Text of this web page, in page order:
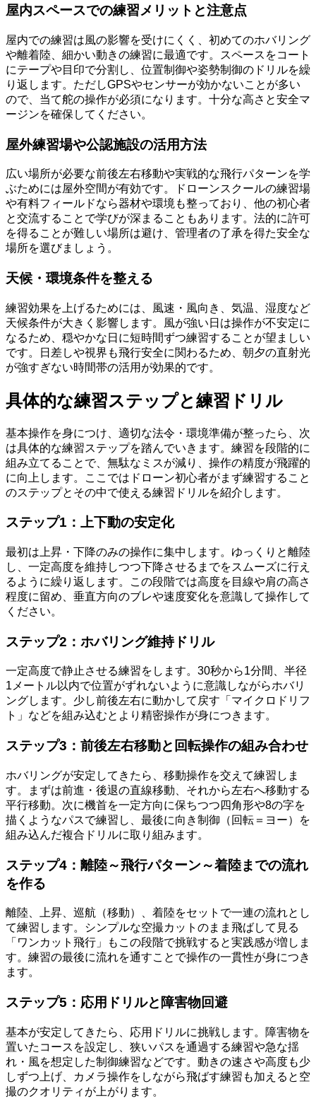
屋内スペースでの練習メリットと注意点
屋内での練習は風の影響を受けにくく、初めてのホバリング
や離着陸、細かい動きの練習に最適です。スペースをコート
にテープや目印で分割し、位置制御や姿勢制御のドリルを繰
り返します。ただしGPSやセンサーが効かないことが多い
ので、当て舵の操作が必須になります。十分な高さと安全マ
ージンを確保してください。
屋外練習場や公認施設の活用方法
広い場所が必要な前後左右移動や実戦的な飛行パターンを学
ぶためには屋外空間が有効です。ドローンスクールの練習場
や有料フィールドなら器材や環境も整っており、他の初心者
と交流することで学びが深まることもあります。法的に許可
を得ることが難しい場所は避け、管理者の了承を得た安全な
場所を選びましょう。
天候・環境条件を整える
練習効果を上げるためには、風速・風向き、気温、湿度など
天候条件が大きく影響します。風が強い日は操作が不安定に
なるため、穏やかな日に短時間ずつ練習することが望ましい
です。日差しや視界も飛行安全に関わるため、朝夕の直射光
が強すぎない時間帯の活用が効果的です。
具体的な練習ステップと練習ドリル
基本操作を身につけ、適切な法令・環境準備が整ったら、次
は具体的な練習ステップを踏んでいきます。練習を段階的に
組み立てることで、無駄なミスが減り、操作の精度が飛躍的
に向上します。ここではドローン初心者がまず練習すること
のステップとその中で使える練習ドリルを紹介します。
ステップ1：上下動の安定化
最初は上昇・下降のみの操作に集中します。ゆっくりと離陸
し、一定高度を維持しつつ下降させるまでをスムーズに行え
るように繰り返します。この段階では高度を目線や肩の高さ
程度に留め、垂直方向のブレや速度変化を意識して操作して
ください。
ステップ2：ホバリング維持ドリル
一定高度で静止させる練習をします。30秒から1分間、半径
1メートル以内で位置がずれないように意識しながらホバリ
ングします。少し前後左右に動かして戻す「マイクロドリフ
ト」などを組み込むとより精密操作が身につきます。
ステップ3：前後左右移動と回転操作の組み合わせ
ホバリングが安定してきたら、移動操作を交えて練習しま
す。まずは前進・後退の直線移動、それから左右へ移動する
平行移動。次に機首を一定方向に保ちつつ四角形や8の字を
描くようなパスで練習し、最後に向き制御（回転＝ヨー）を
組み込んだ複合ドリルに取り組みます。
ステップ4：離陸～飛行パターン～着陸までの流れ
を作る
離陸、上昇、巡航（移動）、着陸をセットで一連の流れとし
て練習します。シンプルな空撮カットのまま飛ばして見る
「ワンカット飛行」もこの段階で挑戦すると実践感が増しま
す。練習の最後に流れを通すことで操作の一貫性が身につき
ます。
ステップ5：応用ドリルと障害物回避
基本が安定してきたら、応用ドリルに挑戦します。障害物を
置いたコースを設定し、狭いパスを通過する練習や急な揺
れ・風を想定した制御練習などです。動きの速さや高度も少
しずつ上げ、カメラ操作をしながら飛ばす練習も加えると空
撮のクオリティが上がります。